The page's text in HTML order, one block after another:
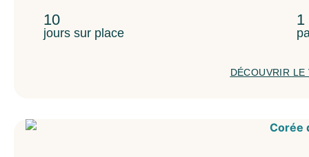
10
jours sur place
DÉCOUVRIR LE